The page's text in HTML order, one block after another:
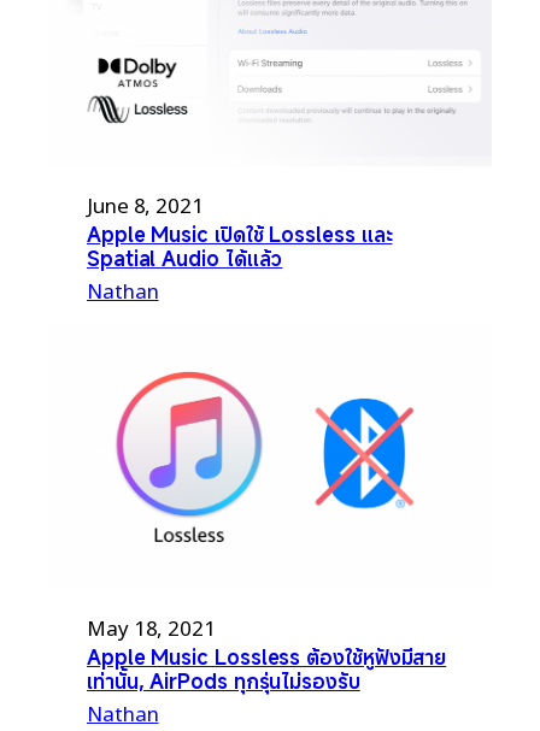
June 8, 2021
Apple Music เปิดใช้ Lossless และ
Spatial Audio ได้แล้ว
Nathan
May 18, 2021
Apple Music Lossless ต้องใช้หูฟังมีสาย
เท่านั้น, AirPods ทุกรุ่นไม่รองรับ
Nathan